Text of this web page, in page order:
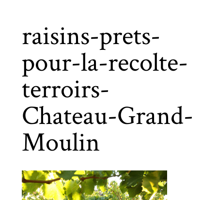
raisins-prets-
pour-la-recolte-
terroirs-
Chateau-Grand-
Moulin